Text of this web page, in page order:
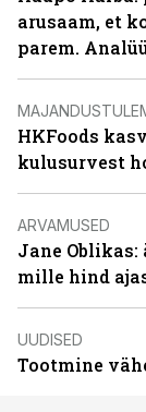
arusaam, et
parem.
HKFoods
kulusurvest
ARVAMUSED
Jane
mille hind
UUDISED
Tootmine